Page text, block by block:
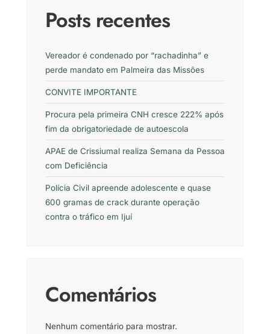
Posts recentes
Vereador é condenado por “rachadinha” e
perde mandato em Palmeira das Missões
CONVITE IMPORTANTE
Procura pela primeira CNH cresce 222% após
fim da obrigatoriedade de autoescola
APAE de Crissiumal realiza Semana da Pessoa
com Deficiência
Polícia Civil apreende adolescente e quase
600 gramas de crack durante operação
contra o tráfico em Ijuí
Comentários
Nenhum comentário para mostrar.